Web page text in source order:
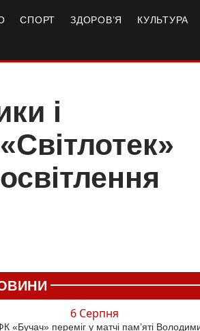
СПОРТ ЗДОРОВ’Я КУЛЬТУРА
і
6 Серпня
«Бучач» переміг у матчі пам’яті